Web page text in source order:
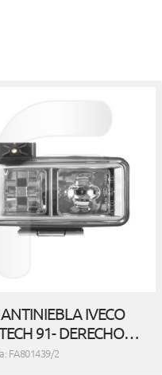
IVECO
91- DERECHO…
FA801439/2